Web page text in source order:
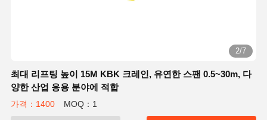
2/7
최대 리프팅 높이 15M KBK 크레인, 유연한 스팬 0.5~30m, 다
양한 산업 응용 분야에 적합
가격：1400 MOQ：1